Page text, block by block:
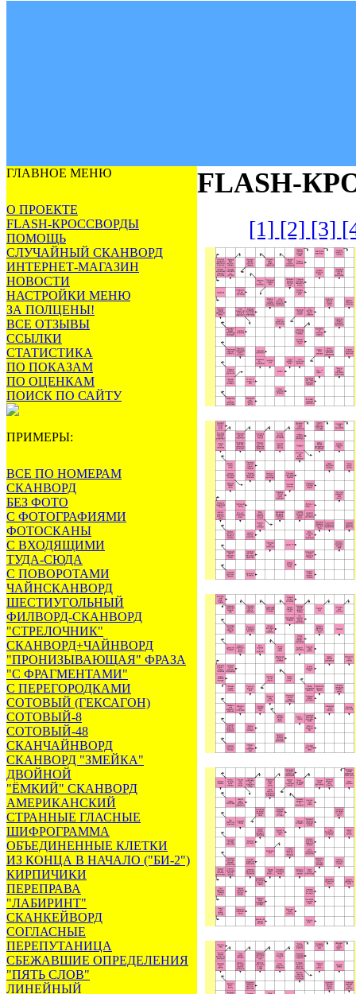
ГЛАВНОЕ МЕНЮ
О ПРОЕКТЕ
FLASH-КРОССВОРДЫ
ПОМОЩЬ
СЛУЧАЙНЫЙ СКАНВОРД
ИНТЕРНЕТ-МАГАЗИН
НОВОСТИ
НАСТРОЙКИ МЕНЮ
ЗА ПОЛЦЕНЫ!
ВСЕ ОТЗЫВЫ
ССЫЛКИ
СТАТИСТИКА
ПО ПОКАЗАМ
ПО ОЦЕНКАМ
ПОИСК ПО САЙТУ
ПРИМЕРЫ:
ВСЕ ПО НОМЕРАМ
СКАНВОРД
БЕЗ ФОТО
С ФОТОГРАФИЯМИ
ФОТОСКАНЫ
С ВХОДЯЩИМИ
ТУДА-СЮДА
С ПОВОРОТАМИ
ЧАЙНСКАНВОРД
ШЕСТИУГОЛЬНЫЙ
ФИЛВОРД-СКАНВОРД
"СТРЕЛОЧНИК"
СКАНВОРД+ЧАЙНВОРД
"ПРОНИЗЫВАЮЩАЯ" ФРАЗА
"С ФРАГМЕНТАМИ"
С ПЕРЕГОРОДКАМИ
СОТОВЫЙ (ГЕКСАГОН)
СОТОВЫЙ-8
СОТОВЫЙ-48
СКАНЧАЙНВОРД
СКАНВОРД "ЗМЕЙКА"
ДВОЙНОЙ
"ЁМКИЙ" СКАНВОРД
АМЕРИКАНСКИЙ
СТРАННЫЕ ГЛАСНЫЕ
ШИФРОГРАММА
ОБЪЕДИНЕННЫЕ КЛЕТКИ
ИЗ КОНЦА В НАЧАЛО ("БИ-2")
КИРПИЧИКИ
ПЕРЕПРАВА
"ЛАБИРИНТ"
СКАНКЕЙВОРД
СОГЛАСНЫЕ
ПЕРЕПУТАНИЦА
СБЕЖАВШИЕ ОПРЕДЕЛЕНИЯ
"ПЯТЬ СЛОВ"
ЛИНЕЙНЫЙ
FLASH-
[1] [2] [3]